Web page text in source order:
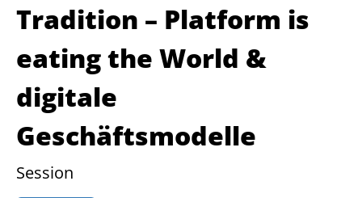
Tradition – Platform is
eating the World &
digitale
Geschäftsmodelle
Session